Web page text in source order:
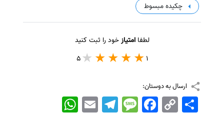
چکیده مبسوط
لطفاامتیازخود را ثبت کنید
1
5
ارسال به دوستان:
WhatsApp EmailTelegramMessageFacebook Copy
Link
اشتراک